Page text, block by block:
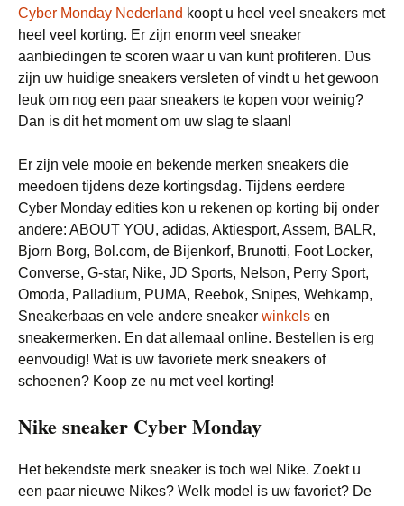
Cyber Monday Nederland koopt u heel veel sneakers met
heel veel korting. Er zijn enorm veel sneaker
aanbiedingen te scoren waar u van kunt profiteren. Dus
zijn uw huidige sneakers versleten of vindt u het gewoon
leuk om nog een paar sneakers te kopen voor weinig?
Dan is dit het moment om uw slag te slaan!
Er zijn vele mooie en bekende merken sneakers die
meedoen tijdens deze kortingsdag. Tijdens eerdere
Cyber Monday edities kon u rekenen op korting bij onder
andere: ABOUT YOU, adidas, Aktiesport, Assem, BALR,
Bjorn Borg, Bol.com, de Bijenkorf, Brunotti, Foot Locker,
Converse, G-star, Nike, JD Sports, Nelson, Perry Sport,
Omoda, Palladium, PUMA, Reebok, Snipes, Wehkamp,
Sneakerbaas en vele andere sneaker winkels en
sneakermerken. En dat allemaal online. Bestellen is erg
eenvoudig! Wat is uw favoriete merk sneakers of
schoenen? Koop ze nu met veel korting!
Nike sneaker Cyber Monday
Het bekendste merk sneaker is toch wel Nike. Zoekt u
een paar nieuwe Nikes? Welk model is uw favoriet? De